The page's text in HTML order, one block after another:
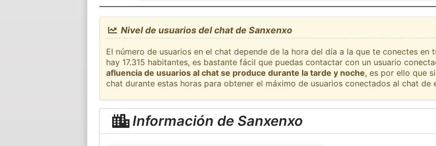
Nivel de usuarios del chat de Sanxenxo
El número de usuarios en el chat depende de la hora del día a la que te conectes en
hay 17.315 habitantes, es bastante fácil que puedas contactar con un usuario
afluencia de usuarios al chat se produce durante la tarde y noche, es por ello que
chat durante estas horas para obtener el máximo de usuarios conectados al chat de
Información de Sanxenxo